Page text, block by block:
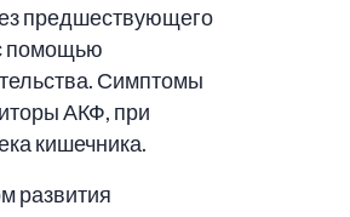
предшествующего
помощью
Симптомы
АКФ, при
кишечника.
развития